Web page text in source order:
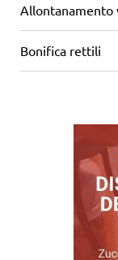
Allontanamento
Bonifica rettili